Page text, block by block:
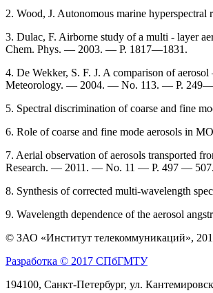
2. Wood, J. Autonomous marine
3. Dulac, F. Airborne study of a multi - layer
Chem. Phys. — 2003. — P. 1817—1831.
4. De Wekker, S. F. J. A comparison of
Meteorology. — 2004. — No. 113. — P.
5. Spectral discrimination of coarse and fine
6. Role of coarse and fine mode aerosols in
7. Aerial observation of aerosols transported
Research. — 2011. — No. 11 — P. 497 — 507.
8. Synthesis of corrected multi-wavelength
9. Wavelength dependence of the aerosol
© ЗАО «Институт телекоммуникаций»,
Разработка © 2017 СПбГМТУ
194100, Санкт-Петербург, ул.